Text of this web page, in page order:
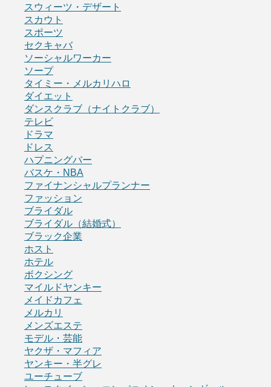
スウィーツ・デザート
スカウト
スポーツ
セクキャバ
ソーシャルワーカー
ソープ
タイミー・メルカリハロ
ダイエット
ダンスクラブ（ナイトクラブ）
テレビ
ドラマ
ドレス
ハプニングバー
バスケ・NBA
ファイナンシャルプランナー
ファッション
ブライダル
ブライダル（結婚式）
ブラック企業
ホスト
ホテル
ボクシング
マイルドヤンキー
メイドカフェ
メルカリ
メンズエステ
モデル・芸能
ヤクザ・マフィア
ヤンキー・半グレ
ユーチューブ